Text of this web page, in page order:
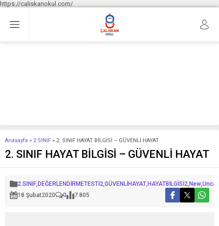
https://caliskanokul.com/
Anasayfa » 2.SINIF » 2. SINIF HAYAT BİLGİSİ – GÜVENLİ HAYAT
2. SINIF HAYAT BİLGİSİ – GÜVENLİ HAYAT
2.SINIF,DEĞERLENDİRMETESTİ2,GÜVENLİHAYAT,HAYATBİLGİSİ2,New,
18 Şubat2020 0 7.805